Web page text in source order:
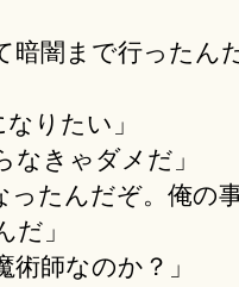
暗闇まで行ったん
りたい」
なきゃダメだ」
ったんだぞ。俺の
」
師なのか？」